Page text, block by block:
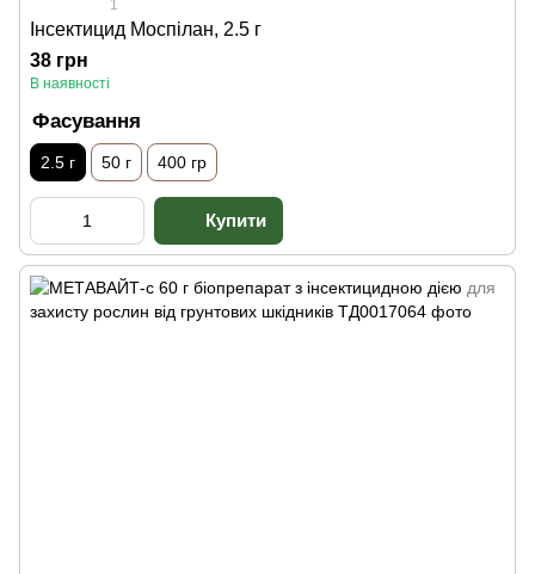
1
Інсектицид Моспілан, 2.5 г
38 грн
В наявності
Фасування
2.5 г 50 г 400 гр